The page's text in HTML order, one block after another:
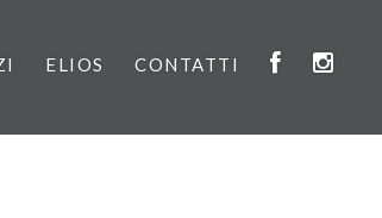
ELIOS CONTATTI